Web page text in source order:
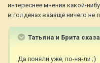
интереснее мнения какой-
в голденах ваааще ничего не
Татьяна и Брита
Да поняли уже, по-ня-ли ;)